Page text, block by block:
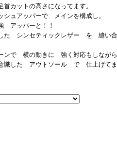
ットの高さになってます。
ュアッパーで メインを構成し。
アッパーと！！
シンセティックレザー を 縫い合
で 横の動きに 強く対応もしながら
した アウトソール で 仕上げてま